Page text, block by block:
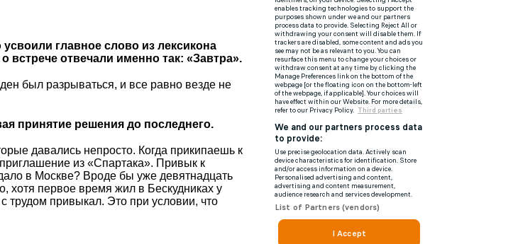
главное слово из лексикона
отвечали именно так: «Завтра».
был разрываться, и все равно везде не
принятие решения до последнего.
давались непросто. Когда прикипаешь к
из «Спартака». Привык к
в Москве? Вроде бы уже девятнадцать
хотя первое время жил в Бескудниках у
трудом привыкал. Это при условии, что